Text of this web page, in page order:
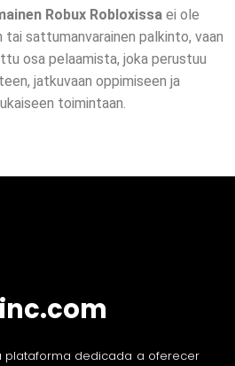
Robux Robloxissaei ole
sattumanvarainen palkinto, vaan
osa pelaamista, joka perustuu
jatkuvaan oppimiseen ja
toimintaan.
plataforma dedicada a oferecer